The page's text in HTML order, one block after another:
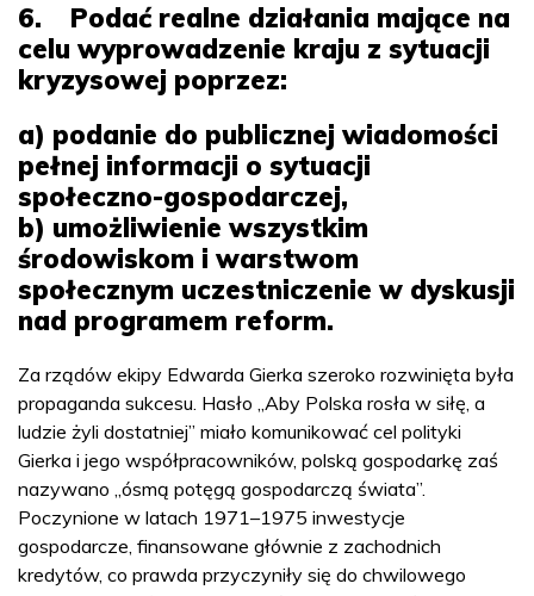
6. Podać realne działania mające na
celu wyprowadzenie kraju z sytuacji
kryzysowej poprzez:
a) podanie do publicznej wiadomości
pełnej informacji o sytuacji
społeczno-gospodarczej,
b) umożliwienie wszystkim
środowiskom i warstwom
społecznym uczestniczenie w dyskusji
nad programem reform.
Za rządów ekipy Edwarda Gierka szeroko rozwinięta była
propaganda sukcesu. Hasło „Aby Polska rosła w siłę, a
ludzie żyli dostatniej” miało komunikować cel polityki
Gierka i jego współpracowników, polską gospodarkę zaś
nazywano „ósmą potęgą gospodarczą świata”.
Poczynione w latach 1971–1975 inwestycje
gospodarcze, finansowane głównie z zachodnich
kredytów, co prawda przyczyniły się do chwilowego